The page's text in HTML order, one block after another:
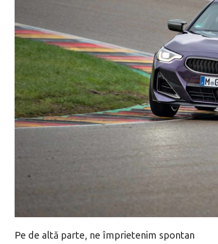
Pe de altă parte, ne împrietenim spontan